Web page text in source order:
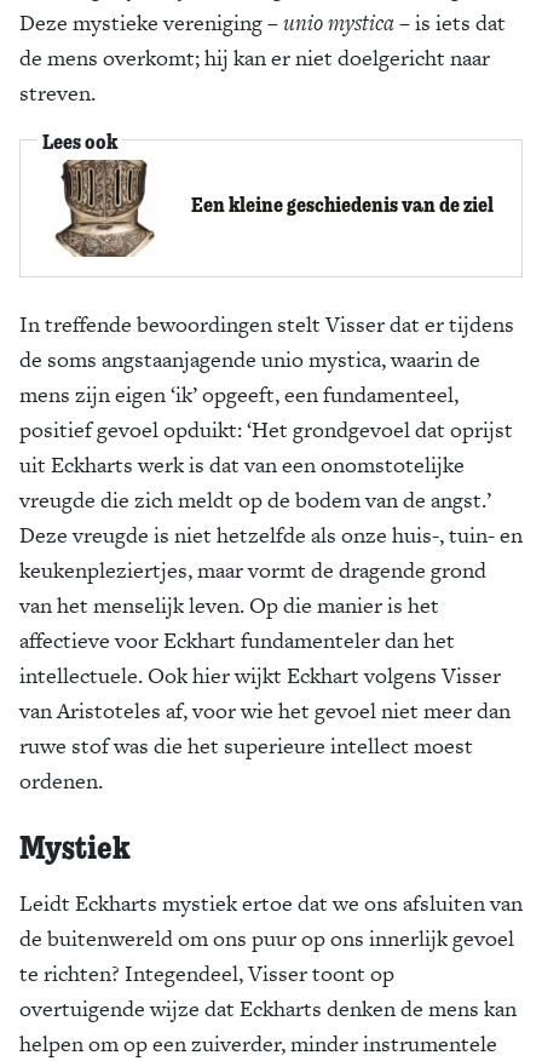
Deze mystieke vereniging –unio mystica– is iets dat
de mens overkomt; hij kan er niet doelgericht naar
streven.
Lees ook
Een kleine geschiedenis van de ziel
In treffende bewoordingen stelt Visser dat er tijdens
de soms angstaanjagende unio mystica, waarin de
mens zijn eigen ‘ik’ opgeeft, een fundamenteel,
positief gevoel opduikt: ‘Het grondgevoel dat oprijst
uit Eckharts werk is dat van een onomstotelijke
vreugde die zich meldt op de bodem van de angst.’
Deze vreugde is niet hetzelfde als onze huis-, tuin- en
keukenpleziertjes, maar vormt de dragende grond
van het menselijk leven. Op die manier is het
affectieve voor Eckhart fundamenteler dan het
intellectuele. Ook hier wijkt Eckhart volgens Visser
van Aristoteles af, voor wie het gevoel niet meer dan
ruwe stof was die het superieure intellect moest
ordenen.
Mystiek
Leidt Eckharts mystiek ertoe dat we ons afsluiten van
de buitenwereld om ons puur op ons innerlijk gevoel
te richten? Integendeel, Visser toont op
overtuigende wijze dat Eckharts denken de mens kan
helpen om op een zuiverder, minder instrumentele